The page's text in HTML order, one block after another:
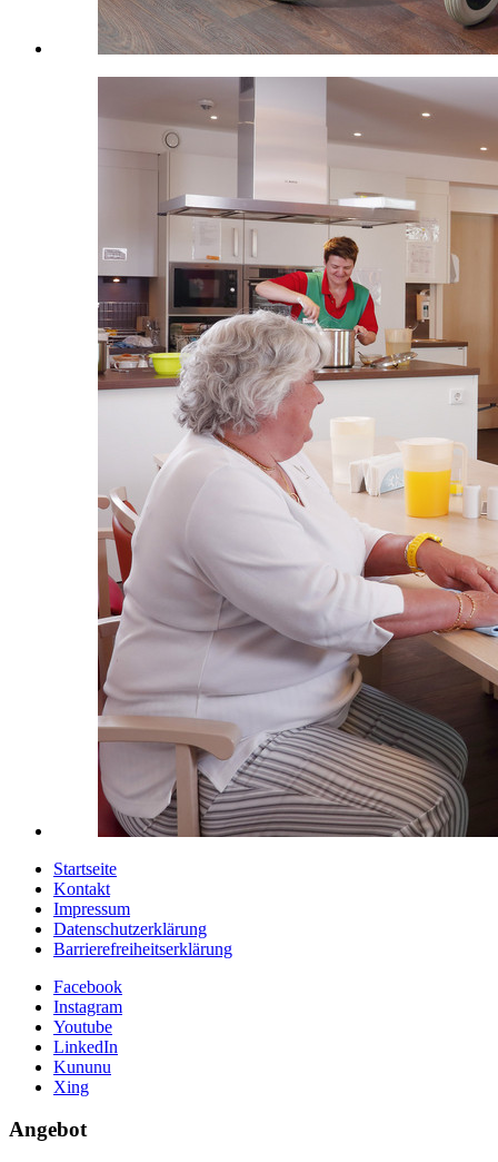
Startseite
Kontakt
Impressum
Datenschutzerklärung
Barrierefreiheitserklärung
Facebook
Instagram
Youtube
LinkedIn
Kununu
Xing
Angebot